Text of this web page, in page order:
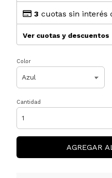
3 cuotas sin interés
Ver cuotas y descuentos
Color
Cantidad
AGREGAR